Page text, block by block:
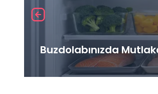
Buzdolabınızda